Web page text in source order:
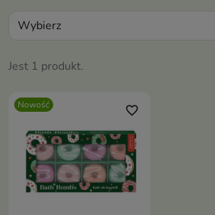
Jest 1 produkt.
Wybierz
Nowość favorite_border